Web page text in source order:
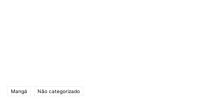
Mangá Não categorizado